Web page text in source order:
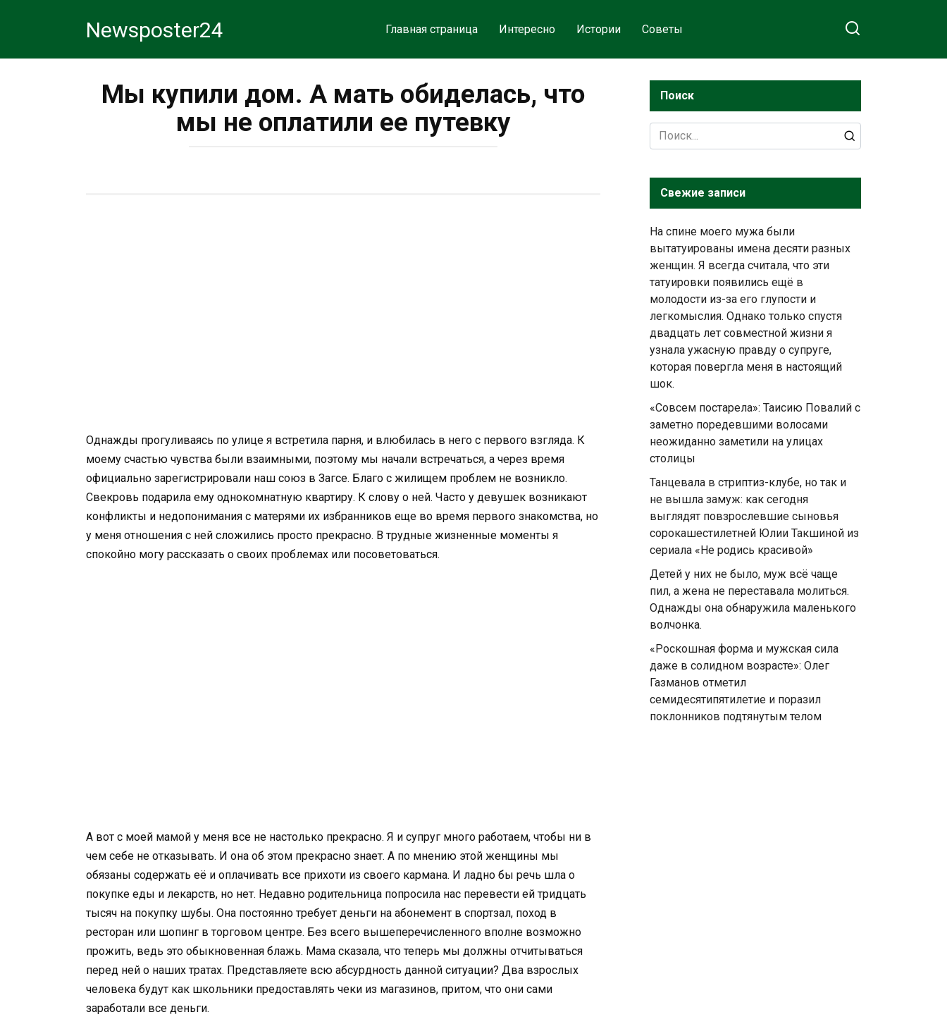
Newsposter24 Главная страница Интересно Истории Советы
Мы купили дом. А мать обиделась, что
мы не оплатили ее путевку
Однажды прогуливаясь по улице я встретила парня, и влюбилась в него с первого взгляда. К
моему счастью чувства были взаимными, поэтому мы начали встречаться, а через время
официально зарегистрировали наш союз в Загсе. Благо с жилищем проблем не возникло.
Свекровь подарила ему однокомнатную квартиру. К слову о ней. Часто у девушек возникают
конфликты и недопонимания с матерями их избранников еще во время первого знакомства, но
у меня отношения с ней сложились просто прекрасно. В трудные жизненные моменты я
спокойно могу рассказать о своих проблемах или посоветоваться.
А вот с моей мамой у меня все не настолько прекрасно. Я и супруг много работаем, чтобы ни в
чем себе не отказывать. И она об этом прекрасно знает. А по мнению этой женщины мы
обязаны содержать её и оплачивать все прихоти из своего кармана. И ладно бы речь шла о
покупке еды и лекарств, но нет. Недавно родительница попросила нас перевести ей тридцать
тысяч на покупку шубы. Она постоянно требует деньги на абонемент в спортзал, поход в
ресторан или шопинг в торговом центре. Без всего вышеперечисленного вполне возможно
прожить, ведь это обыкновенная блажь. Мама сказала, что теперь мы должны отчитываться
перед ней о наших тратах. Представляете всю абсурдность данной ситуации? Два взрослых
человека будут как школьники предоставлять чеки из магазинов, притом, что они сами
заработали все деньги.
Поиск
Search
for:
Свежие записи
На спине моего мужа были
вытатуированы имена десяти разных
женщин. Я всегда считала, что эти
татуировки появились ещё в
молодости из-за его глупости и
легкомыслия. Однако только спустя
двадцать лет совместной жизни я
узнала ужасную правду о супруге,
которая повергла меня в настоящий
шок.
«Совсем постарела»: Таисию Повалий с
заметно поредевшими волосами
неожиданно заметили на улицах
столицы
Танцевала в стриптиз-клубе, но так и
не вышла замуж: как сегодня
выглядят повзрослевшие сыновья
сорокашестилетней Юлии Такшиной из
сериала «Не родись красивой»
Детей у них не было, муж всё чаще
пил, а жена не переставала молиться.
Однажды она обнаружила маленького
волчонка.
«Роскошная форма и мужская сила
даже в солидном возрасте»: Олег
Газманов отметил
семидесятипятилетие и поразил
поклонников подтянутым телом